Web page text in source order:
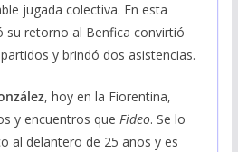
jugada colectiva. En esta
su retorno al Benfica convirtió
y brindó dos asistencias.
, hoy en la Fiorentina,
y encuentros que Fideo. Se lo
al delantero de 25 años y es